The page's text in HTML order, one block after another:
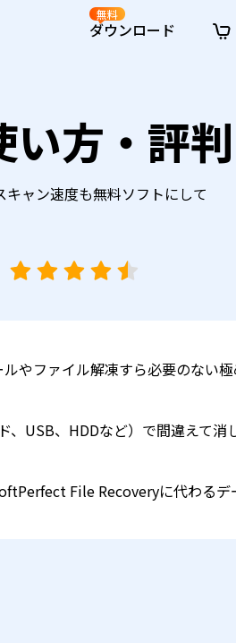
· SDカード復元
·
· USBデータ復元
· ゴ
· ファイル復元
·
· 写真復元
ン動画修復
ン写真修復
インファイル修復
ン音声修復
· AI 3Dアクションフィ
· シネマ風AI画像プロン
· アニメ実写化プロンプ
· AIアニメポートレート
· Win11制限を回避
· 重
· ハードディスクをクローン
· 重
· Cドライブを拡張
·
· MBRをGPTに変換
ダウンロード
無料
方・評判
ャン速度も無料ソフトにして
やファイル解凍すら必要のない
USB、HDDなど）で間違えて消
File Recoveryに代わるデ